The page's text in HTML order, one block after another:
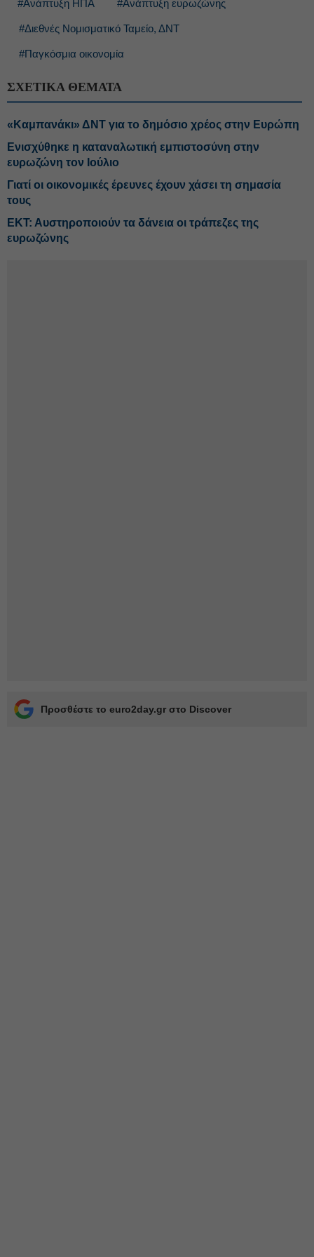
#Ανάπτυξη ΗΠΑ #Ανάπτυξη ευρωζώνης
#Διεθνές Νομισματικό Ταμείο, ΔΝΤ
#Παγκόσμια οικονομία
ΣΧΕΤΙΚΑ ΘΕΜΑΤΑ
«Καμπανάκι» ΔΝΤ για το δημόσιο χρέος στην Ευρώπη
Ενισχύθηκε η καταναλωτική εμπιστοσύνη στην
ευρωζώνη τον Ιούλιο
Γιατί οι οικονομικές έρευνες έχουν χάσει τη σημασία
τους
ΕΚΤ: Αυστηροποιούν τα δάνεια οι τράπεζες της
ευρωζώνης
Προσθέστε το euro2day.gr στο Discover